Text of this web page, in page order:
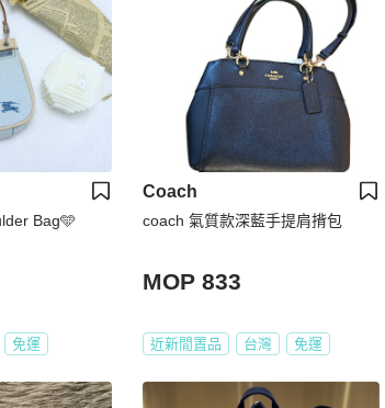
Bag🩵
免運
Coach
coach 氣質款深藍手提肩揹包
MOP 833
近新閒置品 台灣 免運